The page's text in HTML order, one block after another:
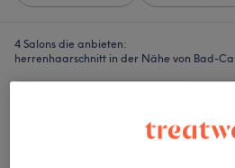
4 Salons die anbieten:
herrenhaarschnitt in der Nähe von Bad-